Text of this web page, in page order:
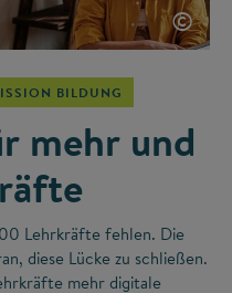
©
BILDUNG
mehr und
Lehrkräfte fehlen. Die
diese Lücke zu schließen.
mehr digitale